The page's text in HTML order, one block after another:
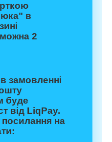
в
2
замовленні
буде
від LiqРay.
на